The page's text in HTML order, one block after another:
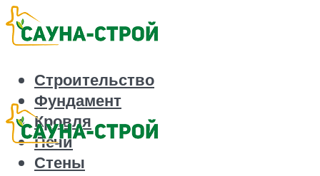
Строительство
Фундамент
Кровля
Печи
Стены